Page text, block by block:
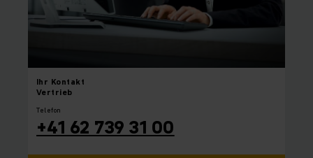
Ihr Kontakt
Vertrieb
Telefon
+41 62 739 31 00